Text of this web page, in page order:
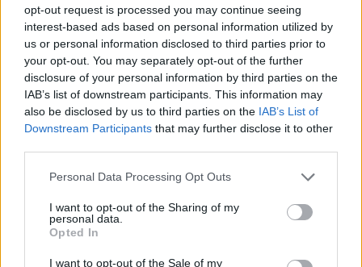
opt-out request is processed you may continue seeing
interest-based ads based on personal information utilized by
us or personal information disclosed to third parties prior to
your opt-out. You may separately opt-out of the further
disclosure of your personal information by third parties on the
IAB’s list of downstream participants. This information may
also be disclosed by us to third parties on the IAB’s List of
Downstream Participants that may further disclose it to other
Personal Data Processing Opt Outs
I want to opt-out of the Sharing of my
personal data.
Opted In
I want to opt-out of the Sale of my
ARTICLES CONNEXES PLUS DE L'AUTEUR
Santé
essentiels des
éviter le danger
Santé
attention à la pénurie de
Santé
révolutionnaire pour